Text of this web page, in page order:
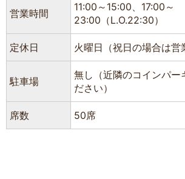
営業時間
11:00～15:00、17:00～
23:00（L.O.22:30）
定休日 火曜日（祝日の場合は営
駐車場
無し（近隣のコインパー
ださい）
席数 50席